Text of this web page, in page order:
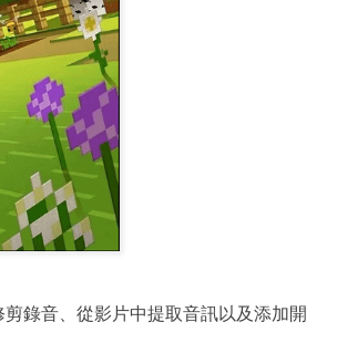
錄音、從影片中提取音訊以及添加開